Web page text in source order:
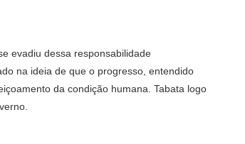
evadiu dessa responsabilidade
na ideia de que o progresso, entendido
da condição humana. Tabata logo